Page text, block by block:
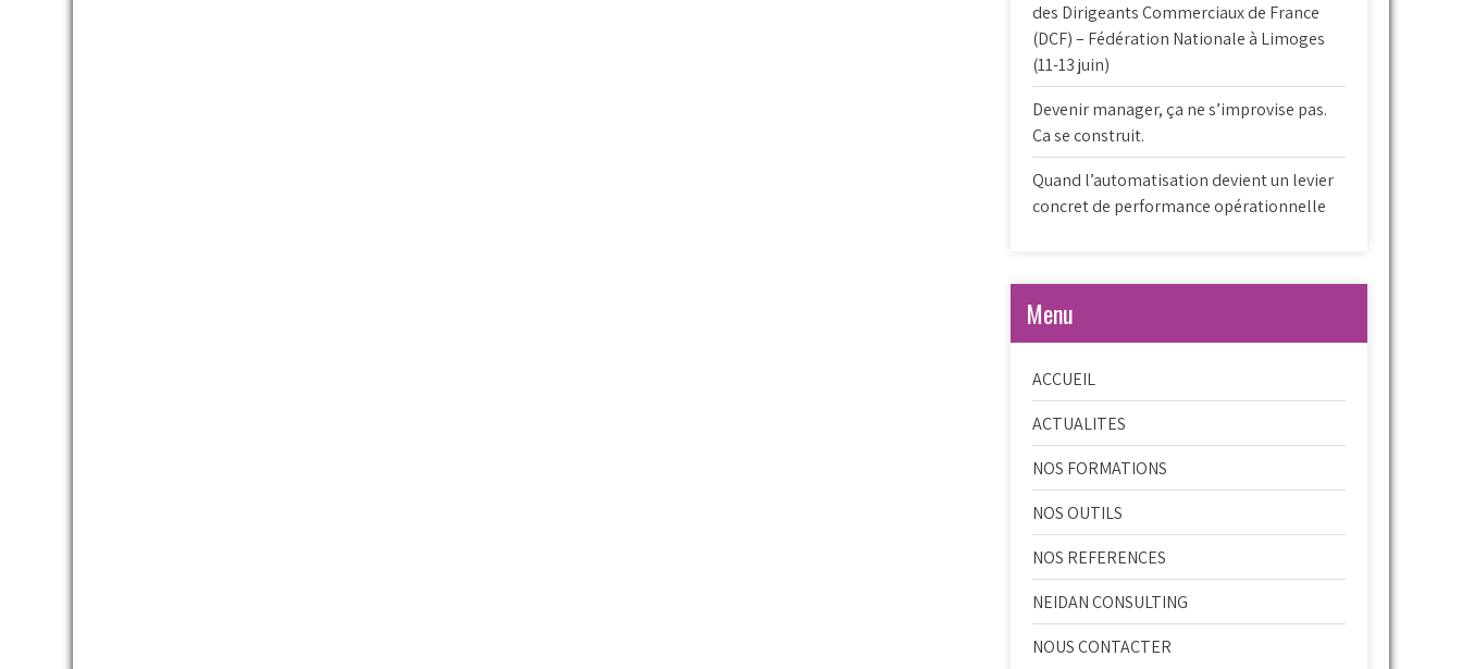
des Dirigeants Commerciaux de France
(DCF) – Fédération Nationale à Limoges
(11-13 juin)
Devenir manager, ça ne s’improvise pas.
Ca se construit.
Quand l’automatisation devient un levier
concret de performance opérationnelle
Menu
ACCUEIL
ACTUALITES
NOS FORMATIONS
NOS OUTILS
NOS REFERENCES
NEIDAN CONSULTING
NOUS CONTACTER